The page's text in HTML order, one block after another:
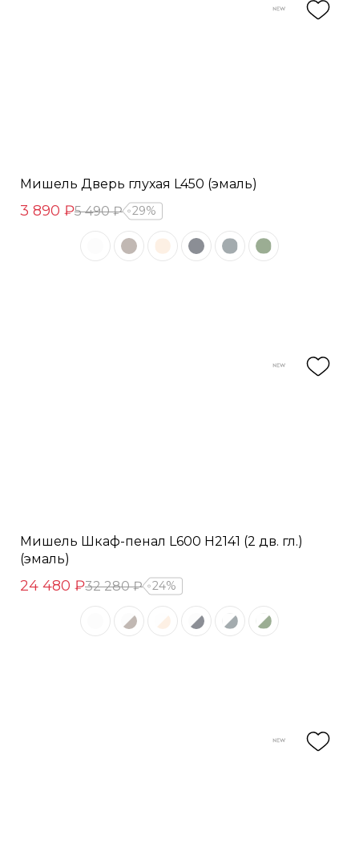
Мишель Дверь глухая L450 (эмаль)
3 890 ₽5 490 ₽ 29%
Мишель Шкаф-пенал L600 H2141 (2 дв. гл.)
(эмаль)
24 480 ₽32 280 ₽ 24%